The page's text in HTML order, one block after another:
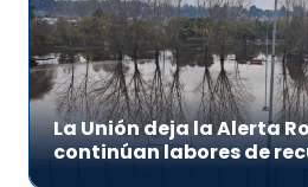
La Unión deja la Alerta
continúan labores de